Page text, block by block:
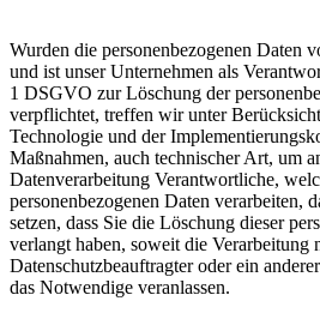
Wurden die personenbezogenen Daten
und ist unser Unternehmen als
1 DSGVO zur Löschung der
verpflichtet, treffen wir unter
Technologie und der
Maßnahmen, auch technischer Art, um
Datenverarbeitung Verantwortliche,
personenbezogenen Daten verarbeiten,
setzen, dass Sie die Löschung dieser
verlangt haben, soweit die Verarbeitung
Datenschutzbeauftragter oder ein
das Notwendige veranlassen.